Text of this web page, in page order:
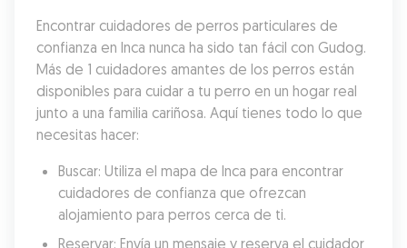
Encontrar cuidadores de perros particulares de
confianza en Inca nunca ha sido tan fácil con Gudog.
Más de 1 cuidadores amantes de los perros están
disponibles para cuidar a tu perro en un hogar real
junto a una familia cariñosa. Aquí tienes todo lo que
necesitas hacer:
Buscar: Utiliza el mapa de Inca para encontrar
cuidadores de confianza que ofrezcan
alojamiento para perros cerca de ti.
Reservar: Envía un mensaje y reserva el cuidador